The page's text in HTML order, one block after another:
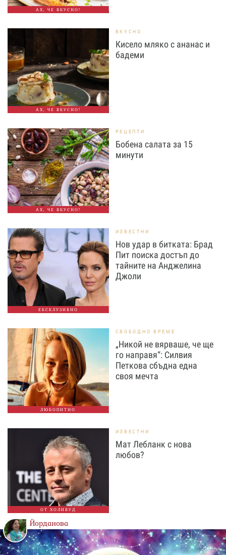
АХ, ЧЕ ВКУСНО!
АХ, ЧЕ ВКУСНО!
ВКУСНО
Кисело мляко с ананас и
бадеми
АХ, ЧЕ ВКУСНО!
РЕЦЕПТИ
Бобена салата за 15
минути
ЕКСКЛУЗИВНО
ИЗВЕСТНИ
Нов удар в битката: Брад
Пит поиска достъп до
тайните на Анджелина
Джоли
ЛЮБОПИТНО
СВОБОДНО ВРЕМЕ
„Никой не вярваше, че ще
го направя“: Силвия
Петкова сбъдна една
своя мечта
ОТ ХОЛИВУД
ИЗВЕСТНИ
Мат Лебланк с нова
любов?
Йорданова